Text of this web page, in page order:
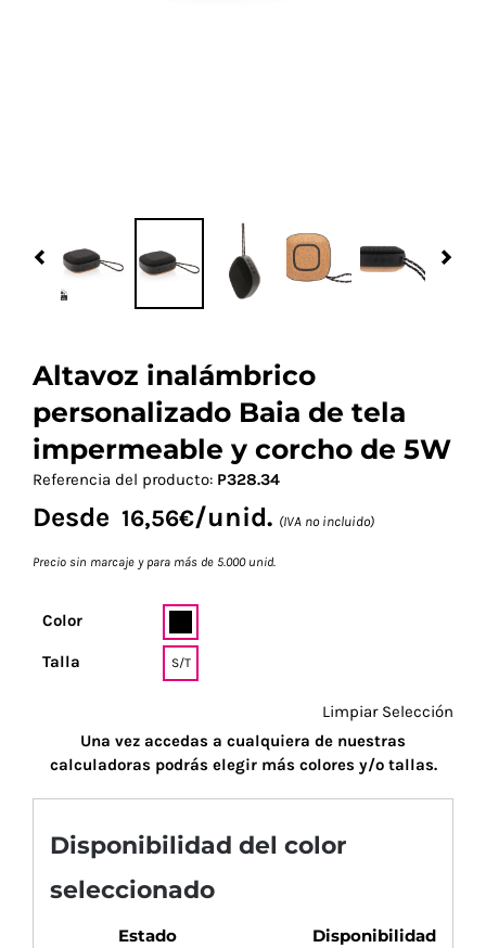
Previous
Altavoz inalámbrico
personalizado Baia de tela
impermeable y corcho de 5W
Referencia del producto: P328.34
Desde 16,56€/unid. (IVA no incluido)
Precio sin marcaje y para más de 5.000 unid.
Color
Talla S/T
Limpiar Selección
Una vez accedas a cualquiera de nuestras
calculadoras podrás elegir más colores y/o tallas.
Disponibilidad del color
seleccionado
Estado Disponibilidad